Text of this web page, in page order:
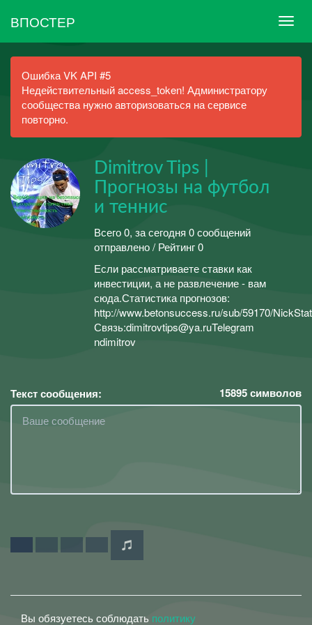
ВПОСТЕР
Ошибка VK API #5
Недействительный access_token! Администратору
сообщества нужно авторизоваться на сервисе
повторно.
Dimitrov Tips |
Прогнозы на футбол
и теннис
Всего 0, за сегодня 0 сообщений
отправлено / Рейтинг 0
Если рассматриваете ставки как
инвестиции, а не развлечение - вам
сюда.Статистика прогнозов:
http://www.betonsuccess.ru/sub/59170/
Связь:dimitrovtips@ya.ruTelegram
ndimitrov
Текст сообщения: 15895символов
Вы обязуетесь соблюдать политику